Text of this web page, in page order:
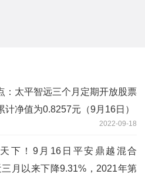
：太平智远三个月定期开放股票
计净值为0.8257元（9月16日）
2022-09-18
下！9月16日平安鼎越混合
三月以来下降9.31%，2021年第